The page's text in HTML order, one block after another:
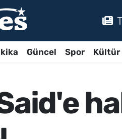
Güncel Spor Kültür